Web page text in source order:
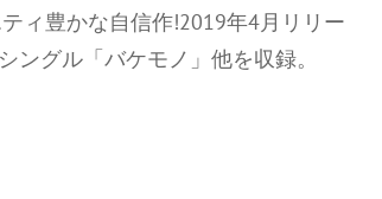
ィ豊かな自信作!2019年4月リリー
ングル「バケモノ」他を収録。